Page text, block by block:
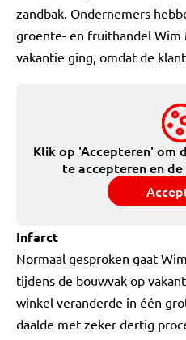
zandbak. Ondernemers
groente- en fruithandel Wim
vakantie ging, omdat de
Klik op 'Accepteren' om
te accepteren en
Infarct
Normaal gesproken gaat
tijdens de bouwvak op
winkel veranderde in één
daalde met zeker dertig